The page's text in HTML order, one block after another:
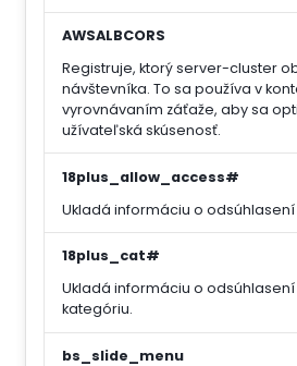
AWSALBCORS
Registruje, ktorý server-cluster
návštevníka. To sa používa v
vyrovnávaním záťaže, aby sa
užívateľská skúsenosť.
18plus_allow_access#
Ukladá informáciu o odsúhlasení
18plus_cat#
Ukladá informáciu o odsúhlasení
kategóriu.
bs_slide_menu